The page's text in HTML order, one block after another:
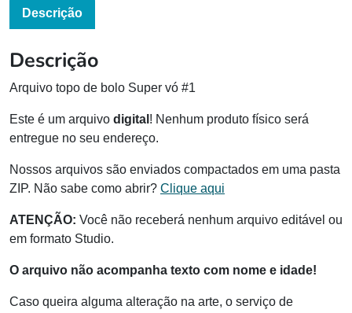
Descrição
Descrição
Arquivo topo de bolo Super vó #1
Este é um arquivo digital ! Nenhum produto físico será
entregue no seu endereço.
Nossos arquivos são enviados compactados em uma pasta
ZIP. Não sabe como abrir? Clique aqui
ATENÇÃO: Você não receberá nenhum arquivo editável ou
em formato Studio.
O arquivo não acompanha texto com nome e idade!
Caso queira alguma alteração na arte, o serviço de